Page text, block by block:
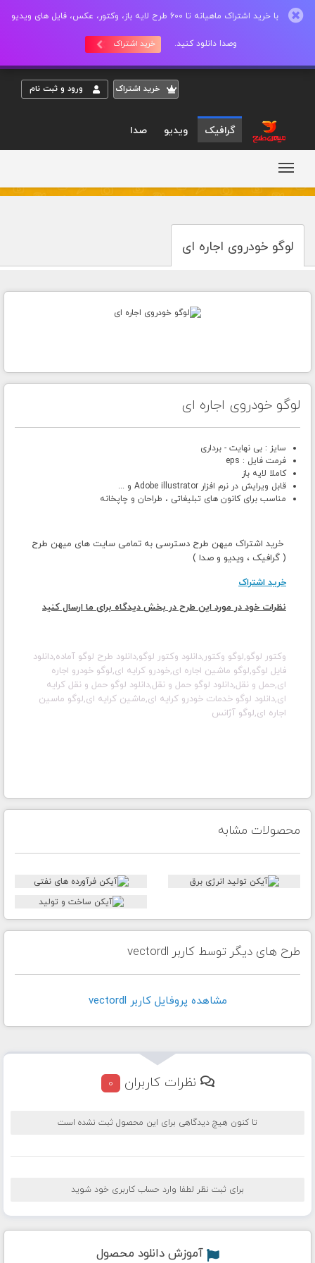
با خرید اشتراک ماهیانه تا 600 طرح لایه باز، وکتور، عکس، فایل های ویدیو
وصدا دانلود کنید. خرید اشتراک
خريد اشتراک ورود و ثبت نام
گرافیک ویدیو صدا
لوگو خودروی اجاره ای
لوگو خودروی اجاره ای
سایز : بی نهایت - برداری
فرمت فایل : eps
کاملا لایه باز
قابل ویرایش در نرم افزار Adobe illustrator و ...
مناسب برای کانون های تبلیغاتی ، طراحان و چاپخانه
خرید اشتراک میهن طرح دسترسی به تمامی سایت های میهن طرح
( گرافیک ، ویدیو و صدا )
خرید اشتراک
نظرات خود در مورد این طرح در بخش دیدگاه برای ما ارسال کنید
وکتور لوگو,لوگو وکتور,دانلود وکتور لوگو,دانلود طرح لوگو آماده,دانلود
فایل لوگو,لوگو ماشین اجاره ای,خودرو کرایه ای,لوگو خودرو اجاره
ای,حمل و نقل,دانلود لوگو حمل و نقل,دانلود لوگو حمل و نقل کرایه
ای,دانلود لوگو خدمات خودرو کرایه ای,ماشین کرایه ای,لوگو ماسین
اجاره ای,لوگو آژانس
محصولات مشابه
طرح های دیگر توسط کاربر vectordl
مشاهده پروفايل کاربر vectordl
نظرات کاربران 0
تا کنون هیچ دیدگاهی برای این محصول ثبت نشده است
برای ثبت نظر لطفا وارد حساب کاربری خود شوید
آموزش دانلود محصول